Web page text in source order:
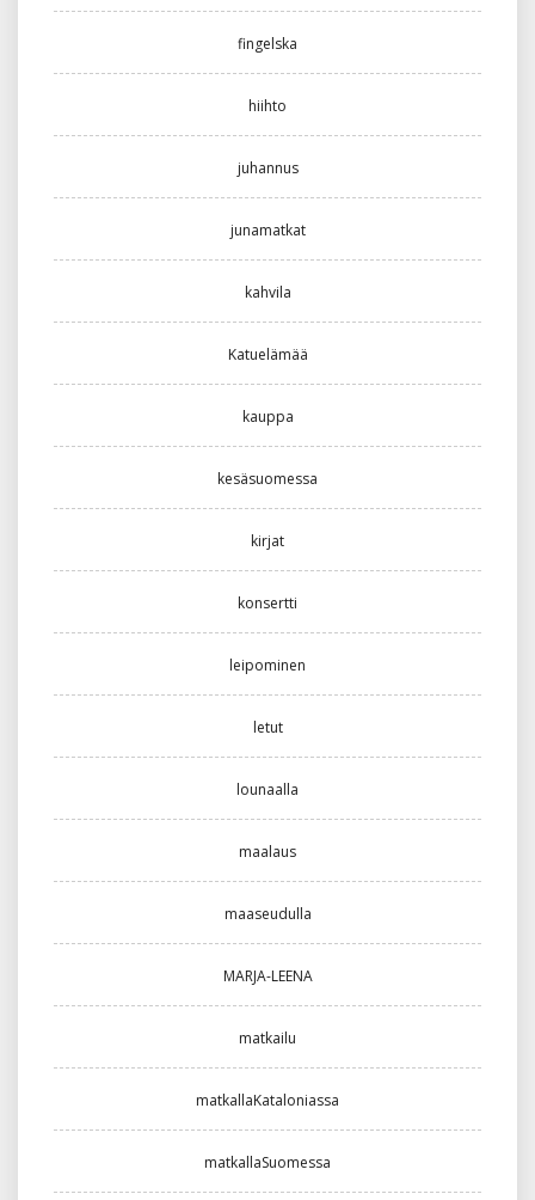
fingelska
hiihto
juhannus
junamatkat
kahvila
Katuelämää
kauppa
kesäsuomessa
kirjat
konsertti
leipominen
letut
lounaalla
maalaus
maaseudulla
MARJA-LEENA
matkailu
matkallaKataloniassa
matkallaSuomessa